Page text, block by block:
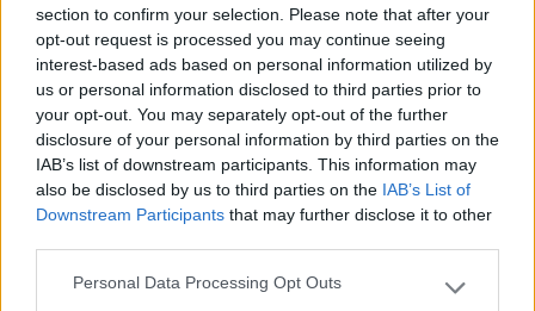
section to confirm your selection. Please note that after your
opt-out request is processed you may continue seeing
interest-based ads based on personal information utilized by
us or personal information disclosed to third parties prior to
your opt-out. You may separately opt-out of the further
disclosure of your personal information by third parties on the
IAB’s list of downstream participants. This information may
also be disclosed by us to third parties on the IAB’s List of
Downstream Participants that may further disclose it to other
Please note that this website/app uses one or more Google
Personal Data Processing Opt Outs
Area di sosta (AA)
Agriturismo Colle Dei Lupi
8,6 7
Servizi / Posizione